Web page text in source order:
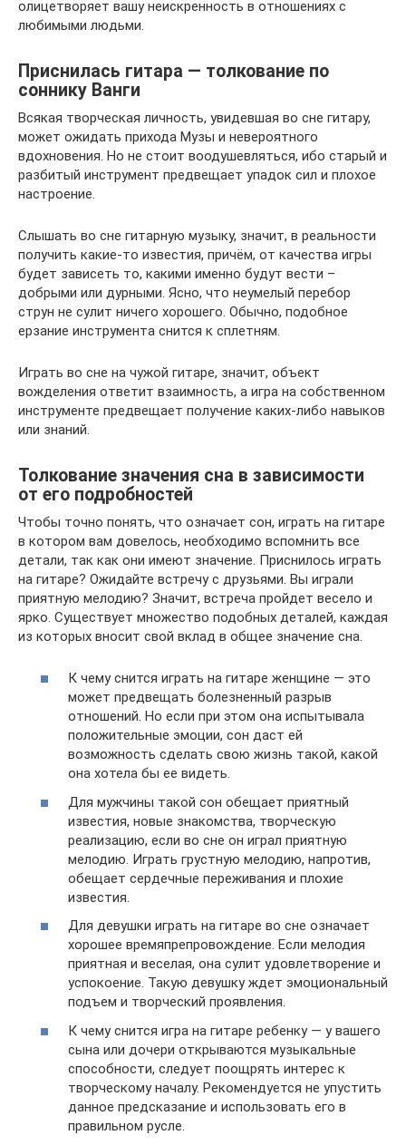
олицетворяет вашу неискренность в отношениях с
любимыми людьми.
Приснилась гитара — толкование по
соннику Ванги
Всякая творческая личность, увидевшая во сне гитару,
может ожидать прихода Музы и невероятного
вдохновения. Но не стоит воодушевляться, ибо старый и
разбитый инструмент предвещает упадок сил и плохое
настроение.
Слышать во сне гитарную музыку, значит, в реальности
получить какие-то известия, причём, от качества игры
будет зависеть то, какими именно будут вести –
добрыми или дурными. Ясно, что неумелый перебор
струн не сулит ничего хорошего. Обычно, подобное
ерзание инструмента снится к сплетням.
Играть во сне на чужой гитаре, значит, объект
вожделения ответит взаимность, а игра на собственном
инструменте предвещает получение каких-либо навыков
или знаний.
Толкование значения сна в зависимости
от его подробностей
Чтобы точно понять, что означает сон, играть на гитаре
в котором вам довелось, необходимо вспомнить все
детали, так как они имеют значение. Приснилось играть
на гитаре? Ожидайте встречу с друзьями. Вы играли
приятную мелодию? Значит, встреча пройдет весело и
ярко. Существует множество подобных деталей, каждая
из которых вносит свой вклад в общее значение сна.
К чему снится играть на гитаре женщине — это
может предвещать болезненный разрыв
отношений. Но если при этом она испытывала
положительные эмоции, сон даст ей
возможность сделать свою жизнь такой, какой
она хотела бы ее видеть.
Для мужчины такой сон обещает приятный
известия, новые знакомства, творческую
реализацию, если во сне он играл приятную
мелодию. Играть грустную мелодию, напротив,
обещает сердечные переживания и плохие
известия.
Для девушки играть на гитаре во сне означает
хорошее времяпрепровождение. Если мелодия
приятная и веселая, она сулит удовлетворение и
успокоение. Такую девушку ждет эмоциональный
подъем и творческий проявления.
К чему снится игра на гитаре ребенку — у вашего
сына или дочери открываются музыкальные
способности, следует поощрять интерес к
творческому началу. Рекомендуется не упустить
данное предсказание и использовать его в
правильном русле.